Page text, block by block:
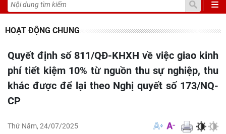
HOẠT ĐỘNG CHUNG
Quyết định số 811/QĐ-KHXH về việc giao kinh
phí tiết kiệm 10% từ nguồn thu sự nghiệp, thu
khác được để lại theo Nghị quyết số 173/NQ-
CP
Thứ Năm, 24/07/2025